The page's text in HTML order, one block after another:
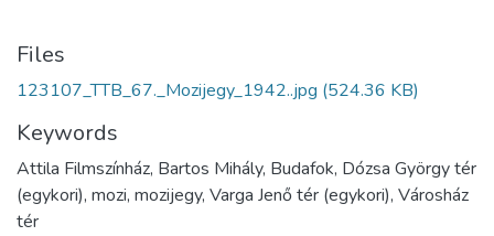
Files
123107_TTB_67._Mozijegy_1942..jpg (524.36 KB)
Keywords
Attila Filmszínház, Bartos Mihály, Budafok, Dózsa György tér
(egykori), mozi, mozijegy, Varga Jenő tér (egykori), Városház
tér